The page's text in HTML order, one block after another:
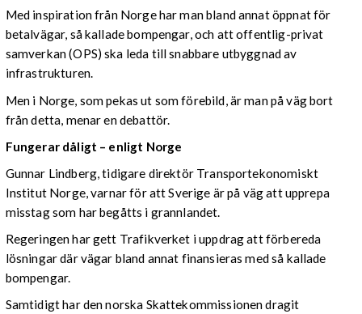
Med inspiration från Norge har man bland annat öppnat för
betalvägar, så kallade bompengar, och att offentlig-privat
samverkan (OPS) ska leda till snabbare utbyggnad av
infrastrukturen.
Men i Norge, som pekas ut som förebild, är man på väg bort
från detta, menar en debattör.
Fungerar dåligt – enligt Norge
Gunnar Lindberg, tidigare direktör Transportekonomiskt
Institut Norge, varnar för att Sverige är på väg att upprepa
misstag som har begåtts i grannlandet.
Regeringen har gett Trafikverket i uppdrag att förbereda
lösningar där vägar bland annat finansieras med så kallade
bompengar.
Samtidigt har den norska Skattekommissionen dragit